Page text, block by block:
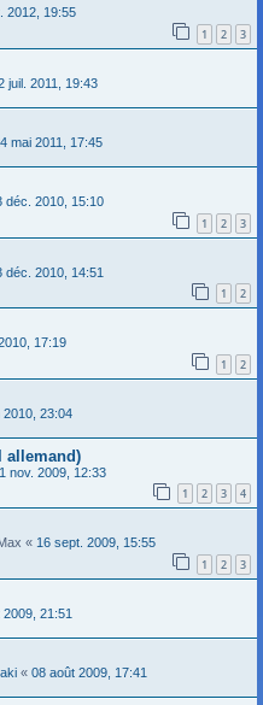
2012, 19:55
1 2 3
juil. 2011, 19:43
mai 2011, 17:45
déc. 2010, 15:10
1 2 3
déc. 2010, 14:51
1 2
17:19
1 2
2010, 23:04
allemand)
nov. 2009, 12:33
1 2 3 4
« 16 sept. 2009, 15:55
1 2 3
2009, 21:51
« 08 août 2009, 17:41